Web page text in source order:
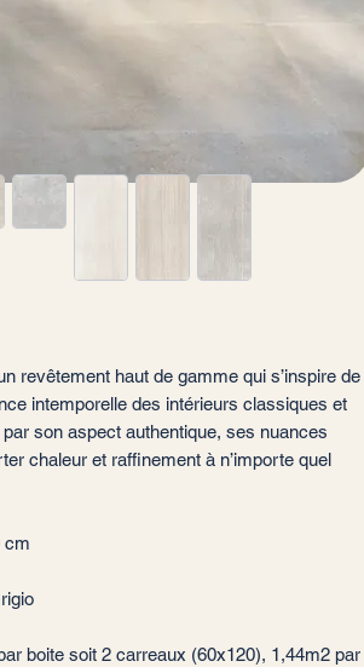
revêtement haut de gamme qui s’inspire de
intemporelle des intérieurs classiques et
son aspect authentique, ses nuances
chaleur et raffinement à n’importe quel
cm
boite soit 2 carreaux (60x120), 1,44m2 par